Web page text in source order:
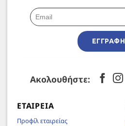
ΕΓΓΡΑΦΉ
Ακολουθήστε:
ΕΤΑΙΡΕΊΑ
Προφίλ εταιρείας